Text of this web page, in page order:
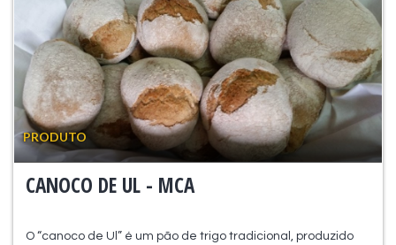
PRODUTO
CANOCO DE UL - MCA
O “canoco de Ul” é um pão de trigo tradicional, produzido